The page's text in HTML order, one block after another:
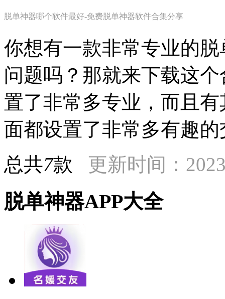
脱单神器哪个软件最好-免费脱单神器软件合集分享
你想有一款非常专业的
问题吗？那就来下载这
置了非常多专业，而且
面都设置了非常多有趣
总共7款 更新时间：
脱单神器APP大全